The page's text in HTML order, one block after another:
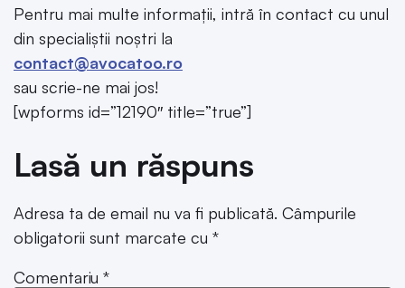
Pentru mai multe informații, intră în contact cu unul
din specialiștii noștri la
contact@avocatoo.ro
sau scrie-ne mai jos!
[wpforms id=”12190″ title=”true”]
Lasă un răspuns
Adresa ta de email nu va fi publicată. Câmpurile
obligatorii sunt marcate cu *
Comentariu *